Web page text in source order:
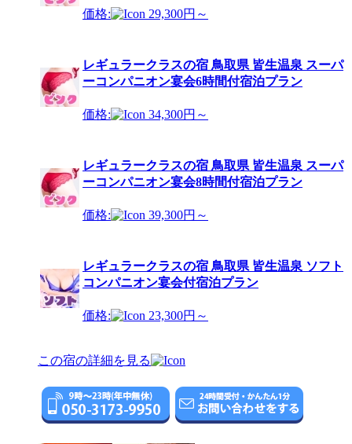
価格: 29,300円～
レギュラークラスの宿 鳥取県 皆生温泉 スーパ
ーコンパニオン宴会6時間付宿泊プラン
価格: 34,300円～
レギュラークラスの宿 鳥取県 皆生温泉 スーパ
ーコンパニオン宴会8時間付宿泊プラン
価格: 39,300円～
レギュラークラスの宿 鳥取県 皆生温泉 ソフト
コンパニオン宴会付宿泊プラン
価格: 23,300円～
この宿の詳細を見る